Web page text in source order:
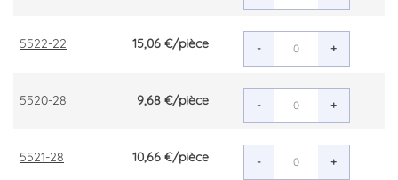
5522-22 15,06 €/pièce - +
5520-28 9,68 €/pièce - +
5521-28 10,66 €/pièce - +